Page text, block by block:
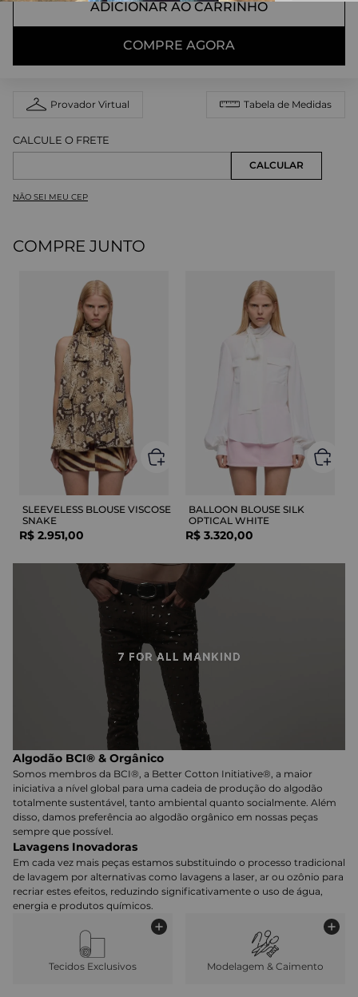
ADICIONAR AO CARRINHO
COMPRE AGORA
Provador Virtual Tabela de Medidas
NÃO SEI MEU CEP
COMPRE JUNTO
SLEEVELESS BLOUSE VISCOSE
SNAKE
R$ 2.951,00
BALLOON BLOUSE SILK
OPTICAL WHITE
R$ 3.320,00
Algodão BCI® & Orgânico
Somos membros da BCI®, a Better Cotton Initiative®, a maior
iniciativa a nível global para uma cadeia de produção do algodão
totalmente sustentável, tanto ambiental quanto socialmente. Além
disso, damos preferência ao algodão orgânico em nossas peças
sempre que possível.
Lavagens Inovadoras
Em cada vez mais peças estamos substituindo o processo tradicional
de lavagem por alternativas como lavagens a laser, ar ou ozônio para
recriar estes efeitos, reduzindo significativamente o uso de água,
energia e produtos químicos.
Tecidos Exclusivos Modelagem & Caimento